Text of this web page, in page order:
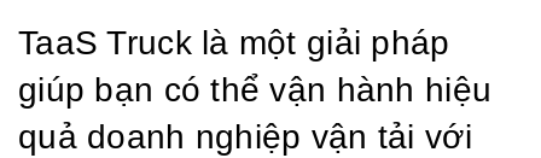
TaaS Truck là một giải pháp
giúp bạn có thể vận hành hiệu
quả doanh nghiệp vận tải với